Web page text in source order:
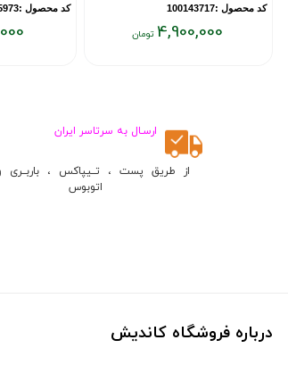
کد محصول :100143717
4,900,000
کد محصول :10015973
ارسـال به سرتاسر ایران
از طریق پست ، تــیپاکس ، باربــری
اتوبوس
درباره فروشگاه کاندیش